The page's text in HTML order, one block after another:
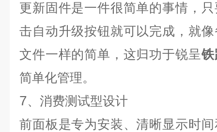
更新固件是一件很简单的事情，
击自动升级按钮就可以完成，就
文件一样的简单，这归功于锐呈
简单化管理。
7、消费测试型设计
前面板是专为安装、清晰显示时